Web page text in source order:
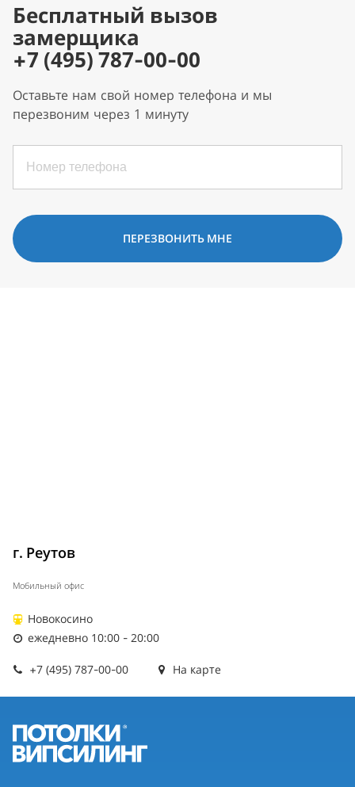
Бесплатный вызов
замерщика
+7 (495) 787-00-00
Оставьте нам свой номер телефона и мы
перезвоним через 1 минуту
ПЕРЕЗВОНИТЬ МНЕ
г. Реутов
Мобильный офис
Новокосино
ежедневно 10:00 - 20:00
+7 (495) 787-00-00 На карте